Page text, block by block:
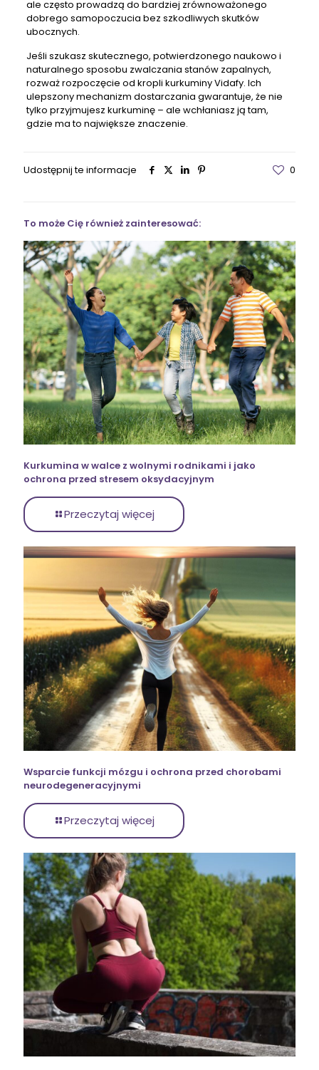
ale często prowadzą do bardziej zrównoważonego
dobrego samopoczucia bez szkodliwych skutków
ubocznych.
Jeśli szukasz skutecznego, potwierdzonego naukowo i
naturalnego sposobu zwalczania stanów zapalnych,
rozważ rozpoczęcie od kropli kurkuminy Vidafy. Ich
ulepszony mechanizm dostarczania gwarantuje, że nie
tylko przyjmujesz kurkuminę – ale wchłaniasz ją tam,
gdzie ma to największe znaczenie.
Udostępnij te informacje 0
To może Cię również zainteresować:
Kurkumina w walce z wolnymi rodnikami i jako
ochrona przed stresem oksydacyjnym
Przeczytaj więcej
Wsparcie funkcji mózgu i ochrona przed chorobami
neurodegeneracyjnymi
Przeczytaj więcej